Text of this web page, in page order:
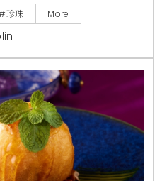
最美好的用餐時光。此外
珍珠霜淇淋系列：馬吿四
珍珠霜淇淋，冰淇淋控必
系列飲品，是春水堂年度
品，以內斂醇厚的鐵觀音
珍珠 More